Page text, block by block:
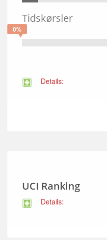
Tidskørsler
0%
Details:
UCI Ranking
Details: